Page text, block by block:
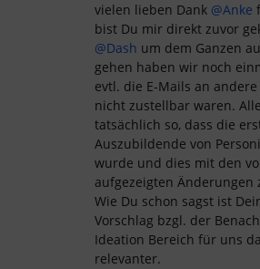
vielen lieben Dank @Anke
bist Du mir direkt zuvor
@Dash um dem Ganzen
gehen haben wir noch
evtl. die E-Mails an
nicht zustellbar waren.
tatsächlich so, dass die
Auszubildende von
wurde und dies mit den
aufgezeigten Änderungen
Wie Du schon sagst ist
Vorschlag bzgl. der
Ideation Bereich für uns
relevanter.